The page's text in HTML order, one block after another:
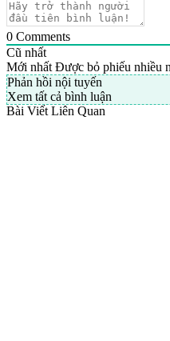
0 Comments
Cũ nhất
Mới nhất Được bỏ phiếu nhiều
Phản hồi nội tuyến
Xem tất cả bình luận
Bài Viết Liên Quan